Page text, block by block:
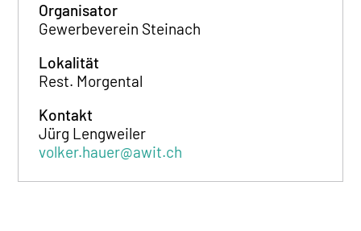
Organisator
Gewerbeverein Steinach
Lokalität
Rest. Morgental
Kontakt
Jürg Lengweiler
volker.hauer@awit.ch